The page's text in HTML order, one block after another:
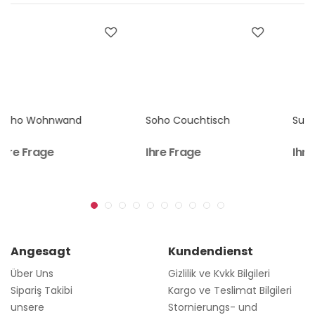
edilir. Kurulum şemasına ek olarak kurulum için
Avrupa'ya teslimatımızda siparişinizi Viyana
ödemeniz yeterlidir.
Soho Couchtisch
Ihre Frage
Sunset Wohnwand
Ihre Frage
Angesagt
Über Uns
Sipariş Takibi
unsere
Kundendienst
Gizlilik ve Kvkk Bilgileri
Kargo ve Teslimat Bilgileri
Stornierungs- und